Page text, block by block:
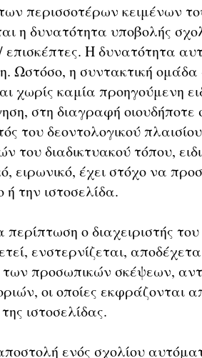
περισσοτέρων κειμένων
η δυνατότητα υποβολής
επισκέπτες. Η δυνατότητα
Ωστόσο, η συντακτική
χωρίς καμία προηγούμενη
στη διαγραφή οιουδήποτε
του δεοντολογικού
του διαδικτυακού τόπου,
ειρωνικό, έχει στόχο να
την ιστοσελίδα.
περίπτωση ο διαχειριστής
ενστερνίζεται,
των προσωπικών σκέψεων,
οι οποίες εκφράζονται
ιστοσελίδας.
ενός σχολίου